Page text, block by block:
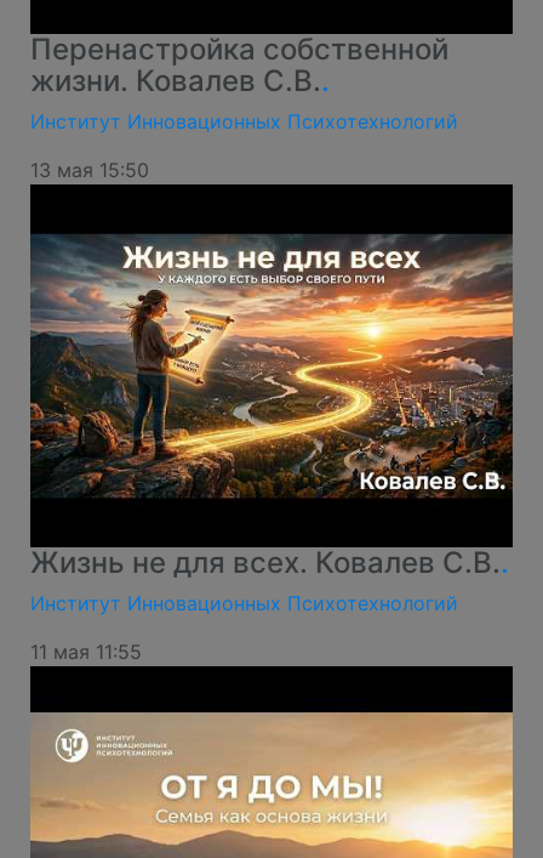
Перенастройка собственной
жизни. Ковалев С.В..
Институт Инновационных Психотехнологий
13 мая 15:50
Жизнь не для всех. Ковалев С.В..
Институт Инновационных Психотехнологий
11 мая 11:55